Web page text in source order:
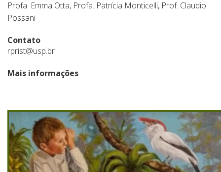
Profa. Emma Otta, Profa. Patrícia Monticelli, Prof. Claudio
Possani
Contato
rprist@usp.br
Mais informações